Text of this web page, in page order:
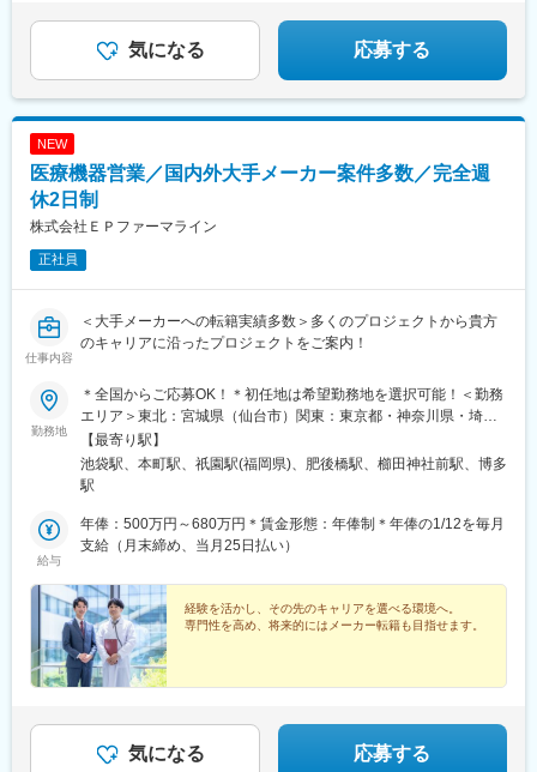
◎グローバル基準の環境
◎トレーニング制度充実
気になる 応募する
NEW
医療機器営業／国内外大手メーカー案件多数／完全週
休2日制
株式会社ＥＰファーマライン
正社員
仕事内容
＜大手メーカーへの転籍実績多数＞多くのプロジェクトから貴方
のキャリアに沿ったプロジェクトをご案内！
勤務地
＊全国からご応募OK！＊初任地は希望勤務地を選択可能！＜勤務
エリア＞東北：宮城県（仙台市）関東：東京都・神奈川県・埼玉
県・千葉県・栃木県・群馬県東海：愛知県・静岡県・岐阜県信
越：長野県（松本市）北陸：石川県（金沢市）関西：大阪府・兵
庫県中国：広島県四国：香川県（高松市）・愛媛県（松山市）九
県【東京本社】東京都豊島区西池袋3-27-12 池袋ウェストパーク
ビル＊各線「池袋駅」西口より徒歩5分【大阪オフィス】大阪府大
各線「本町駅」より徒歩1分【福岡オフィス】福岡県福岡市博多区
博多駅前2-19-24 大博センタービル6F＊JR・福岡市地下鉄各線
「博多駅」より徒歩5分
【最寄り駅】
池袋駅、本町駅、祇園駅(福岡県)、肥後橋駅、櫛田神社前駅、博多
駅
給与
年俸：500万円～680万円＊賃金形態：年俸制＊年俸の1/12を毎月
支給（月末締め、当月25日払い）
経験を活かし、その先のキャリアを選べる環境へ。
専門性を高め、将来的にはメーカー転籍も目指せます。
気になる 応募する